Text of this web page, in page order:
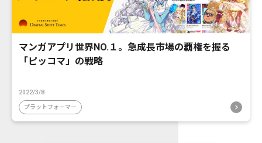
マンガアプリ世界NO.１。急成長市場の覇権を握る
「ピッコマ」の戦略
2022/3/8
プラットフォーマー